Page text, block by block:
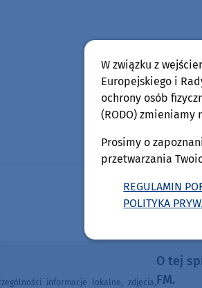
O tej
FM.
informacje lokalne, zdjęcia,
W związku z
Europejskiego i
ochrony osób
(RODO)
Prosimy o
przetwarzania
REGULAMIN
POLITYKA